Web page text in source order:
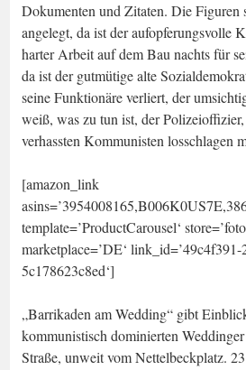
Dokumenten und Zitaten. Die Figuren
angelegt, da ist der aufopferungsvolle
harter Arbeit auf dem Bau nachts für
da ist der gutmütige alte
seine Funktionäre verliert, der
weiß, was zu tun ist, der
verhassten Kommunisten losschlagen
[amazon_link
template=’ProductCarousel‘
marketplace=’DE‘
5c178623c8ed‘]
„Barrikaden am Wedding“ gibt
kommunistisch dominierten
Straße, unweit vom Nettelbeckplatz.